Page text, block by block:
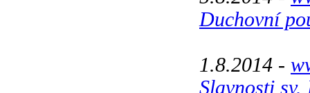
Duchovní
1.8.2014 -
Slavnosti